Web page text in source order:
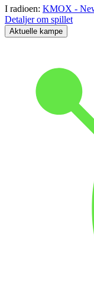
I radioen: KMOX -
Detaljer om spillet
Aktuelle kampe